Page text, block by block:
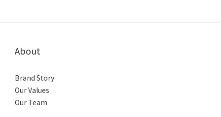
About
Brand Story
Our Values
Our Team